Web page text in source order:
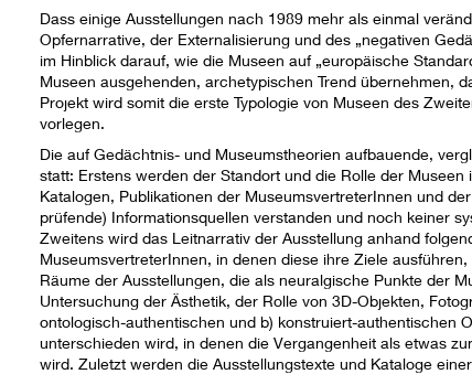
Dass einige Ausstellungen nach 1989 mehr als einmal
Opfernarrative, der Externalisierung und des „negativen
im Hinblick darauf, wie die Museen auf „europäische
Museen ausgehenden, archetypischen Trend übernehmen,
Projekt wird somit die erste Typologie von Museen des
vorlegen.
Die auf Gedächtnis- und Museumstheorien aufbauende,
statt: Erstens werden der Standort und die Rolle der
Katalogen, Publikationen der MuseumsvertreterInnen und
prüfende) Informationsquellen verstanden und noch keiner
Zweitens wird das Leitnarrativ der Ausstellung anhand
MuseumsvertreterInnen, in denen diese ihre Ziele
Räume der Ausstellungen, die als neuralgische Punkte der
Untersuchung der Ästhetik, der Rolle von 3D-Objekten,
ontologisch-authentischen und b) konstruiert-authentischen
unterschieden wird, in denen die Vergangenheit als etwas
wird. Zuletzt werden die Ausstellungstexte und Kataloge